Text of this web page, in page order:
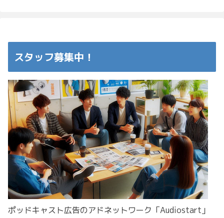
スタッフ募集中！
ポッドキャスト広告のアドネットワーク「Audiostart」